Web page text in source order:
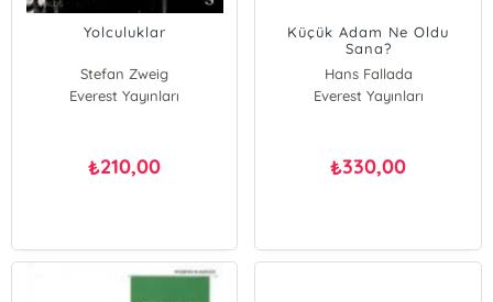
Yolculuklar
Stefan Zweig
Everest Yayınları
₺210,00
Küçük Adam Ne Oldu
Sana?
Hans Fallada
Everest Yayınları
₺330,00